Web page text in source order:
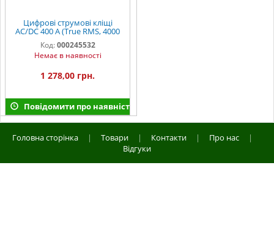
Цифрові струмові кліщі
AC/DC 400 А (True RMS, 4000
значень) INGCO INDUSTRIAL
Код: 000245532
Немає в наявності
1 278,00 грн.
Повідомити про наявність
Головна сторінка | Товари | Контакти | Про нас
|
Відгуки